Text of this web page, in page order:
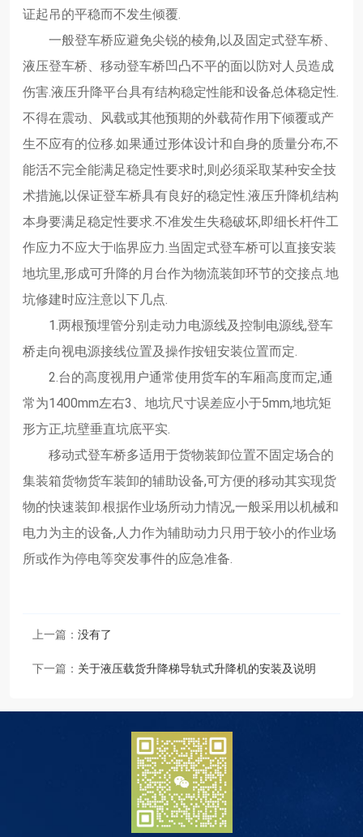
证起吊的平稳而不发生倾覆.
一般登车桥应避免尖锐的棱角,以及固定式登车桥、
液压登车桥、移动登车桥凹凸不平的面以防对人员造成
伤害.液压升降平台具有结构稳定性能和设备总体稳定性.
不得在震动、风载或其他预期的外载荷作用下倾覆或产
生不应有的位移.如果通过形体设计和自身的质量分布,不
能活不完全能满足稳定性要求时,则必须采取某种安全技
术措施,以保证登车桥具有良好的稳定性.液压升降机结构
本身要满足稳定性要求.不准发生失稳破坏,即细长杆件工
作应力不应大于临界应力.当固定式登车桥可以直接安装
地坑里,形成可升降的月台作为物流装卸环节的交接点.地
坑修建时应注意以下几点.
1.两根预埋管分别走动力电源线及控制电源线,登车
桥走向视电源接线位置及操作按钮安装位置而定.
2.台的高度视用户通常使用货车的车厢高度而定,通
常为1400mm左右3、地坑尺寸误差应小于5mm,地坑矩
形方正,坑壁垂直坑底平实.
移动式登车桥多适用于货物装卸位置不固定场合的
集装箱货物货车装卸的辅助设备,可方便的移动其实现货
物的快速装卸.根据作业场所动力情况,一般采用以机械和
电力为主的设备,人力作为辅助动力只用于较小的作业场
所或作为停电等突发事件的应急准备.
上一篇： 没有了
下一篇： 关于液压载货升降梯导轨式升降机的安装及说明